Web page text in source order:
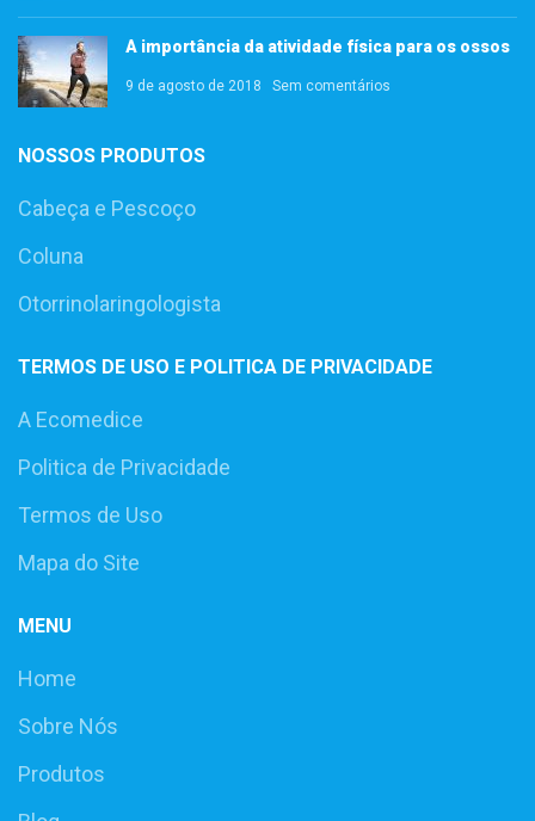
A importância da atividade física para os ossos
9 de agosto de 2018 Sem comentários
NOSSOS PRODUTOS
Cabeça e Pescoço
Coluna
Otorrinolaringologista
TERMOS DE USO E POLITICA DE PRIVACIDADE
A Ecomedice
Politica de Privacidade
Termos de Uso
Mapa do Site
MENU
Home
Sobre Nós
Produtos